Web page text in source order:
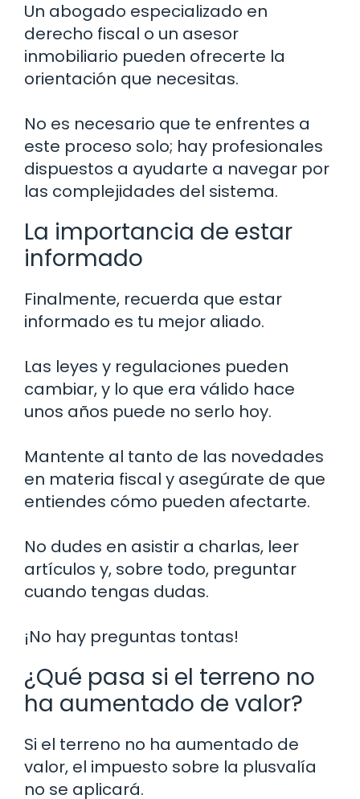
Un abogado especializado en
derecho fiscal o un asesor
inmobiliario pueden ofrecerte la
orientación que necesitas.
No es necesario que te enfrentes a
este proceso solo; hay profesionales
dispuestos a ayudarte a navegar por
las complejidades del sistema.
La importancia de estar
informado
Finalmente, recuerda que estar
informado es tu mejor aliado.
Las leyes y regulaciones pueden
cambiar, y lo que era válido hace
unos años puede no serlo hoy.
Mantente al tanto de las novedades
en materia fiscal y asegúrate de que
entiendes cómo pueden afectarte.
No dudes en asistir a charlas, leer
artículos y, sobre todo, preguntar
cuando tengas dudas.
¡No hay preguntas tontas!
¿Qué pasa si el terreno no
ha aumentado de valor?
Si el terreno no ha aumentado de
valor, el impuesto sobre la plusvalía
no se aplicará.